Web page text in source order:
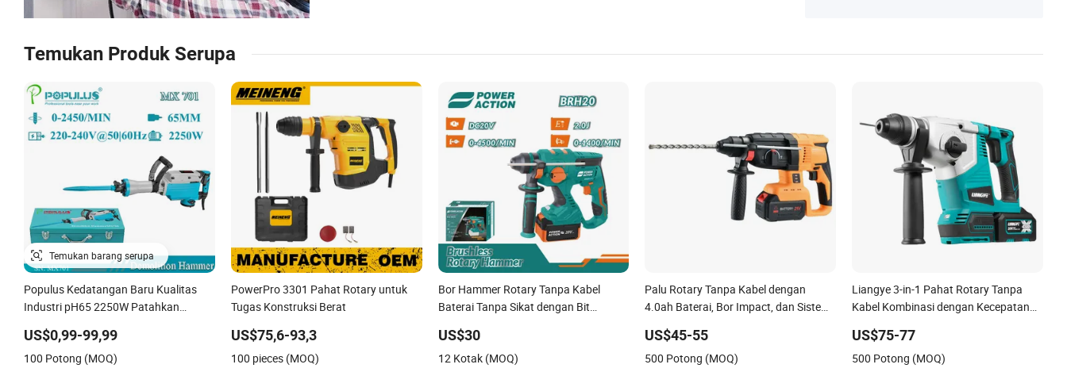
Temukan Produk Serupa
Populus Kedatangan Baru Kualitas
Industri pH65 2250W Patahkan
Patahkan Listrik Palu Rotary
US$0,99-99,99
100 Potong (MOQ)
PowerPro 3301 Pahat Rotary untuk
Tugas Konstruksi Berat
US$75,6-93,3
100 pieces (MOQ)
Bor Hammer Rotary Tanpa Kabel
Baterai Tanpa Sikat dengan Bit
US$30
12 Kotak (MOQ)
Palu Rotary Tanpa Kabel dengan
4.0ah Baterai, Bor Impact, dan Sistem
US$45-55
500 Potong (MOQ)
Liangye 3-in-1 Pahat Rotary Tanpa
Kabel Kombinasi dengan Kecepatan
Desain Baru Alat Listrik
US$75-77
500 Potong (MOQ)